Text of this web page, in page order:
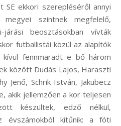
SE ekkori szerepléséről annyi
szintnek megfelelő,
beosztásokban vívták
futballistái közül az alapítók
fennmaradt e bő három
között Dudás Lajos, Haraszti
Jenő, Schrik István, Jakubecz
akik jellemzően a kor teljesen
készültek, edző nélkül,
évszámokból kitűnik: a fóti